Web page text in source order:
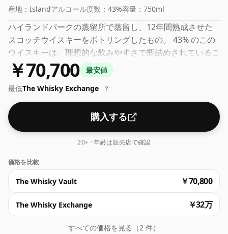
産地： Islandアルコール度数： 43%容量： 750ml
ハイランドパークの蒸留所で蒸留し、12年間熟成させた
スコッチウイスキーをボトリングしたもの。 43% のこの
ウイスキーは、理想的な飲みやすさで瓶詰めされているこ
とがわかります。通常のボトルサイズは75clです。
￥70,700
最安値
最低The Whisky Exchange ?
購入する
20+ · 年齢は販売店で確認
価格を比較
The Whisky Vault ￥70,800
The Whisky Exchange ￥32万
すべての価格を見る（2 件）